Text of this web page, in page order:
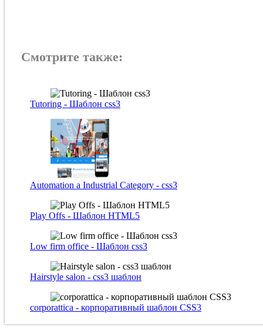
Смотрите также:
Tutoring - Шаблон css3
Automation a Industrial Category - css3
Play Offs - Шаблон HTML5
Low firm office - Шаблон css3
Hairstyle salon - css3 шаблон
corporattica - корпоративный шаблон CSS3